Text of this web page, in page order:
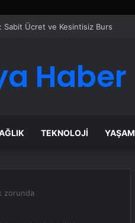
Verimli Sistemler Sunuyor
Haber
TEKNOLOJI YAŞAM
zorunda